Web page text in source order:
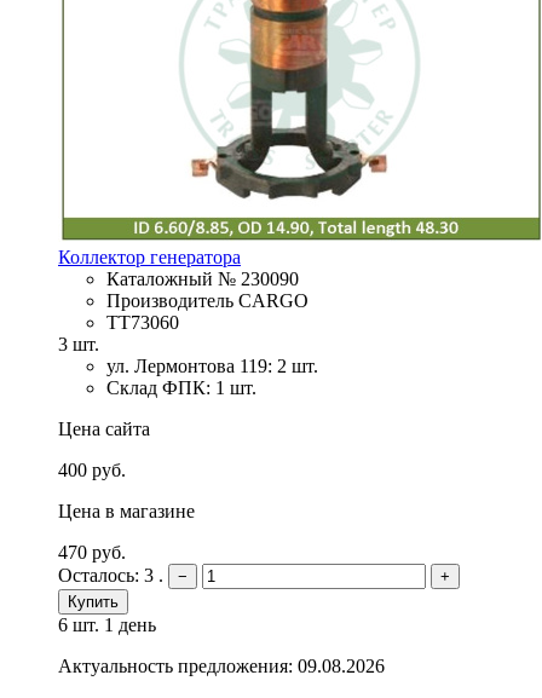
Коллектор генератора
Каталожный № 230090
Производитель CARGO
TT73060
3 шт.
ул. Лермонтова 119: 2 шт.
Склад ФПК: 1 шт.
Цена сайта
400 руб.
Цена в магазине
470 руб.
Осталось: 3 .
−
+
Купить
6 шт. 1 день
Актуальность предложения: 09.08.2026